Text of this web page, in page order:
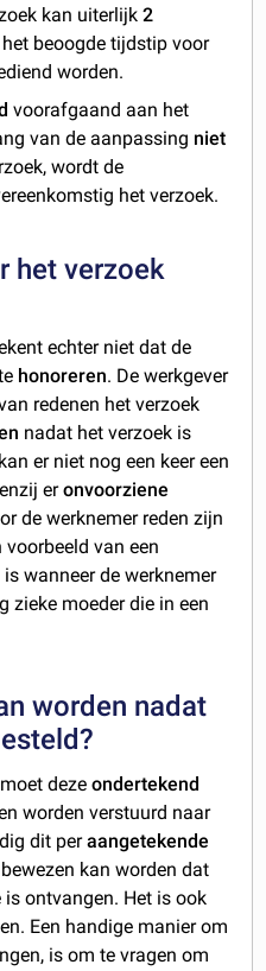
kan uiterlijk 2
beoogde tijdstip voor
worden.
voorafgaand aan het
van de aanpassing niet
wordt de
het verzoek.
het verzoek
echter niet dat de
honoreren. De werkgever
redenen het verzoek
nadat het verzoek is
er niet nog een keer een
eronvoorziene
de werknemer reden zijn
voorbeeld van een
wanneer de werknemer
zieke moeder die in een
worden nadat
dezeondertekend
worden verstuurd naar
dit peraangetekende
kan worden dat
ontvangen. Het is ook
Een handige manier om
is om te vragen om